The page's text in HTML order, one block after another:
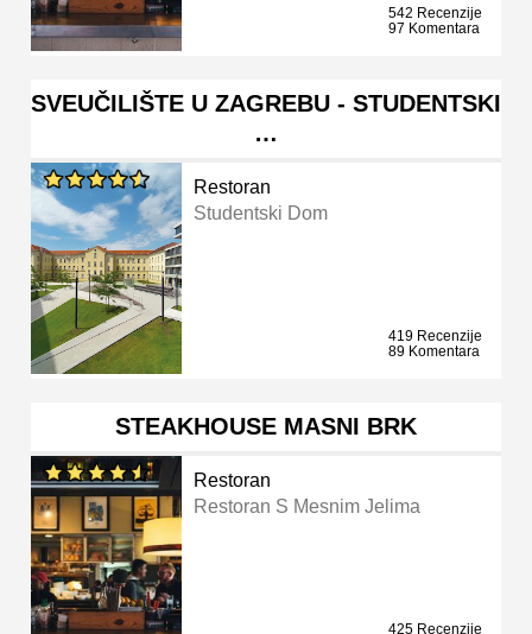
542 Recenzije
97 Komentara
SVEUČILIŠTE U ZAGREBU - STUDENTSKI
…
Restoran
Studentski Dom
419 Recenzije
89 Komentara
STEAKHOUSE MASNI BRK
Restoran
Restoran S Mesnim Jelima
425 Recenzije